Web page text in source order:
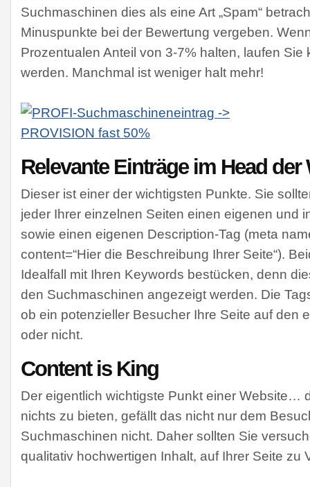
Suchmaschinen dies als eine Art „Spam“
Minuspunkte bei der Bewertung vergeben.
Prozentualen Anteil von 3-7% halten, laufen Sie
werden. Manchmal ist weniger halt mehr!
Relevante Einträge im Head der
Dieser ist einer der wichtigsten Punkte. Sie
jeder Ihrer einzelnen Seiten einen eigenen und
sowie einen eigenen Description-Tag (meta
content=“Hier die Beschreibung Ihrer Seite“).
Idealfall mit Ihren Keywords bestücken, denn
den Suchmaschinen angezeigt werden. Die
ob ein potenzieller Besucher Ihre Seite auf den
oder nicht.
Content is King
Der eigentlich wichtigste Punkt einer Website…
nichts zu bieten, gefällt das nicht nur dem
Suchmaschinen nicht. Daher sollten Sie
qualitativ hochwertigen Inhalt, auf Ihrer Seite zu